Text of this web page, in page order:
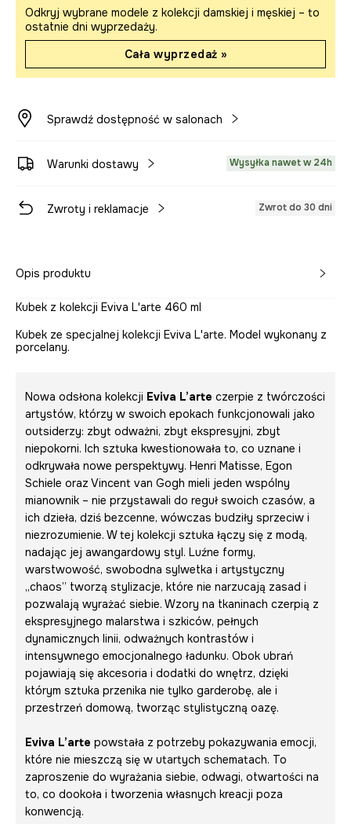
Odkryj wybrane modele z kolekcji damskiej i męskiej – to
ostatnie dni wyprzedaży.
Cała wyprzedaż »
Sprawdź dostępność w salonach
Warunki dostawy Wysyłka nawet w 24h
Zwroty i reklamacje Zwrot do 30 dni
Opis produktu
Kubek z kolekcji Eviva L'arte 460 ml
Kubek ze specjalnej kolekcji Eviva L'arte. Model wykonany z
porcelany.
Nowa odsłona kolekcji Eviva L’arte czerpie z twórczości
artystów, którzy w swoich epokach funkcjonowali jako
outsiderzy: zbyt odważni, zbyt ekspresyjni, zbyt
niepokorni. Ich sztuka kwestionowała to, co uznane i
odkrywała nowe perspektywy. Henri Matisse, Egon
Schiele oraz Vincent van Gogh mieli jeden wspólny
mianownik – nie przystawali do reguł swoich czasów, a
ich dzieła, dziś bezcenne, wówczas budziły sprzeciw i
niezrozumienie. W tej kolekcji sztuka łączy się z modą,
nadając jej awangardowy styl. Luźne formy,
warstwowość, swobodna sylwetka i artystyczny
„chaos” tworzą stylizacje, które nie narzucają zasad i
pozwalają wyrażać siebie. Wzory na tkaninach czerpią z
ekspresyjnego malarstwa i szkiców, pełnych
dynamicznych linii, odważnych kontrastów i
intensywnego emocjonalnego ładunku. Obok ubrań
pojawiają się akcesoria i dodatki do wnętrz, dzięki
którym sztuka przenika nie tylko garderobę, ale i
przestrzeń domową, tworząc stylistyczną oazę.
Eviva L’arte powstała z potrzeby pokazywania emocji,
które nie mieszczą się w utartych schematach. To
zaproszenie do wyrażania siebie, odwagi, otwartości na
to, co dookoła i tworzenia własnych kreacji poza
konwencją.